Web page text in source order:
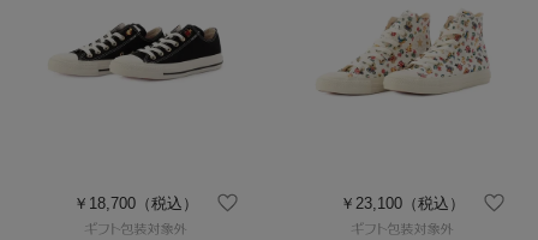
￥18,700（税込） ￥23,100 （税込）